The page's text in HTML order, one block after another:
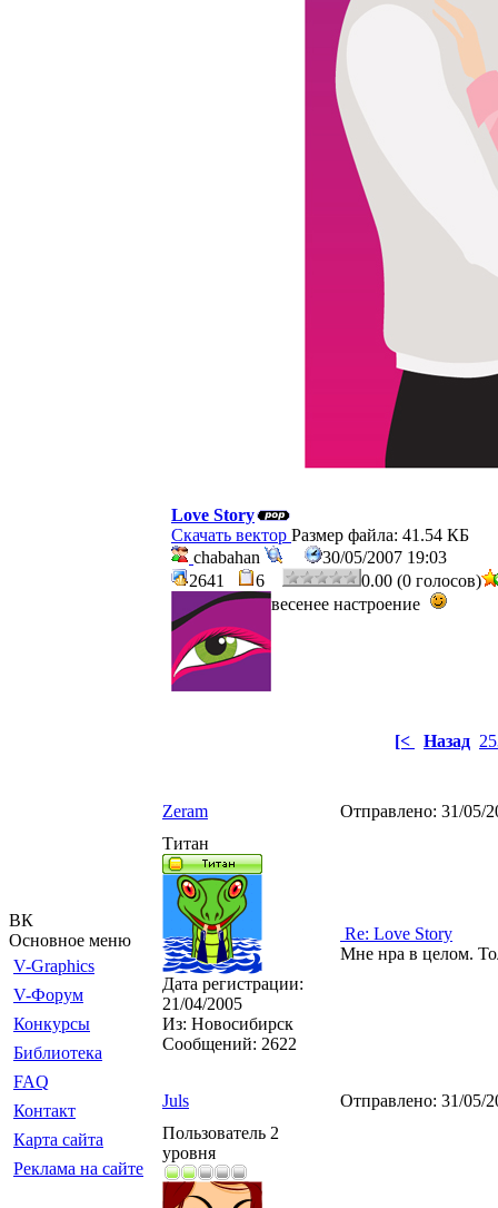
ВК
Основное меню
V-Graphics
V-Форум
Конкурсы
Библиотека
FAQ
Контакт
Карта сайта
Реклама на сайте
Love Story
Скачать вектор Размер файла: 41.54 КБ
chabahan
30/05/2007 19:03
2641
6
0.00 (0 голосов)
весенее настроение
[< Назад
Zeram Отправлено: 31/05/
Титан
Дата регистрации:
21/04/2005
Из: Новосибирск
Сообщений: 2622
Re: Love Story
Мне нра в целом.
Juls Отправлено: 31/05/
Пользователь 2
уровня